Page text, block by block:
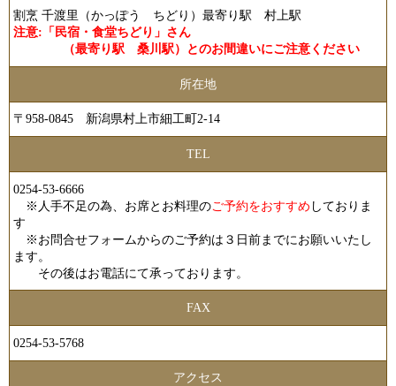
割烹 千渡里（かっぽう ちどり）最寄り駅 村上駅
注意:「民宿・食堂ちどり」さん
（最寄り駅 桑川駅）とのお間違いにご注意ください
所在地
〒958-0845 新潟県村上市細工町2-14
TEL
0254-53-6666
※人手不足の為、お席とお料理のご予約をおすすめ しておりま
す
※お問合せフォームからのご予約は３日前までにお願いいたし
ます。
その後はお電話にて承っております。
FAX
0254-53-5768
アクセス